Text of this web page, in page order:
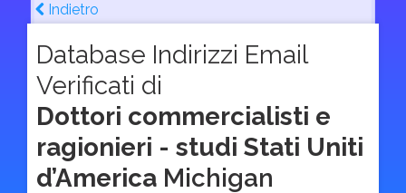
Indietro
Database Indirizzi Email
Verificati di
Dottori commercialisti e
ragionieri - studi Stati Uniti
d’America Michigan